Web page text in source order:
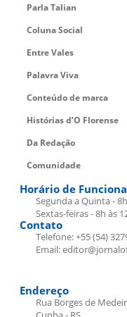
Parla Talian
Coluna Social
Entre Vales
Palavra Viva
Conteúdo de marca
Histórias d’O Florense
Da Redação
Comunidade
Horário de
Segunda a Quinta -
Sextas-feiras - 8h às
Contato
Telefone: +55 (54)
Email:
Endereço
Rua Borges de